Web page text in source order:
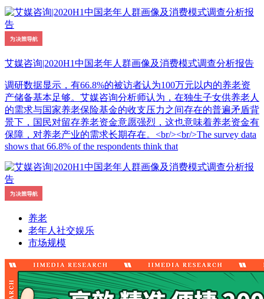
艾媒咨询|2020H1中国老年人群画像及消费模式调查分析报告
调研数据显示，有66.8%的被访者认为100万元以内的养老资
产储备基本足够。艾媒咨询分析师认为，在独生子女供养老人
的需求与国家养老保险基金的收支压力之间存在的普遍矛盾背
景下，国民对留存养老资金意愿强烈，这也意味着养老资金有
保障，对养老产业的需求长期存在。<br/><br/>The survey data
shows that 66.8% of the respondents think that
养老
老年人社交娱乐
市场规模